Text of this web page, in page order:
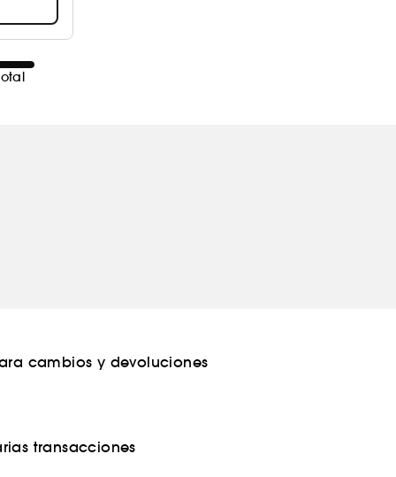
cambios y devoluciones
transacciones